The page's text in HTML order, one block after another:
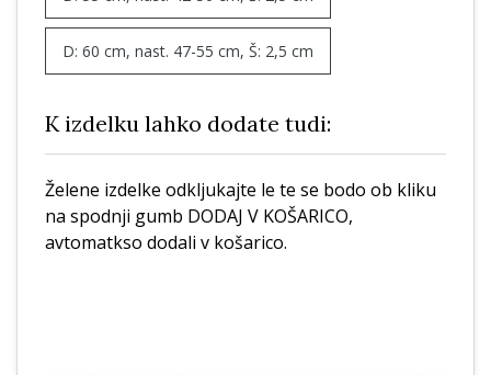
D: 60 cm, nast. 47-55 cm, Š: 2,5 cm
K izdelku lahko dodate tudi:
Želene izdelke odkljukajte le te se bodo ob kliku
na spodnji gumb DODAJ V KOŠARICO,
avtomatkso dodali v košarico.